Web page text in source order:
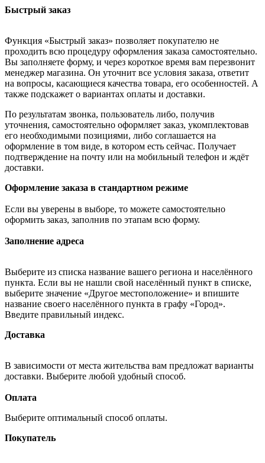
Быстрый заказ
Функция «Быстрый заказ» позволяет покупателю не
проходить всю процедуру оформления заказа самостоятельно.
Вы заполняете форму, и через короткое время вам перезвонит
менеджер магазина. Он уточнит все условия заказа, ответит
на вопросы, касающиеся качества товара, его особенностей. А
также подскажет о вариантах оплаты и доставки.
По результатам звонка, пользователь либо, получив
уточнения, самостоятельно оформляет заказ, укомплектовав
его необходимыми позициями, либо соглашается на
оформление в том виде, в котором есть сейчас. Получает
подтверждение на почту или на мобильный телефон и ждёт
доставки.
Оформление заказа в стандартном режиме
Если вы уверены в выборе, то можете самостоятельно
оформить заказ, заполнив по этапам всю форму.
Заполнение адреса
Выберите из списка название вашего региона и населённого
пункта. Если вы не нашли свой населённый пункт в списке,
выберите значение «Другое местоположение» и впишите
название своего населённого пункта в графу «Город».
Введите правильный индекс.
Доставка
В зависимости от места жительства вам предложат варианты
доставки. Выберите любой удобный способ.
Оплата
Выберите оптимальный способ оплаты.
Покупатель